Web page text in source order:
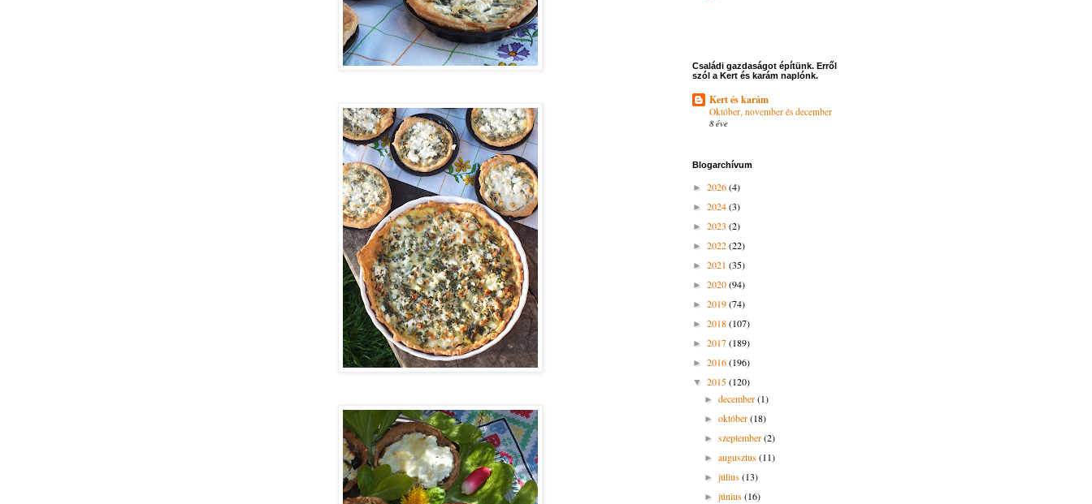
Családi gazdaságot építünk. Erről
szól a Kert és karám naplónk.
Kert és karám
Október, november és december
8 éve
Blogarchívum
► 2026(4)
► 2024(3)
► 2023 (2)
► 2022(22)
► 2021 (35)
► 2020(94)
► 2019(74)
► 2018(107)
► 2017(189)
► 2016(196)
▼ 2015(120)
►december(1)
►október(18)
►szeptember(2)
►augusztus(11)
►július(13)
►június(16)